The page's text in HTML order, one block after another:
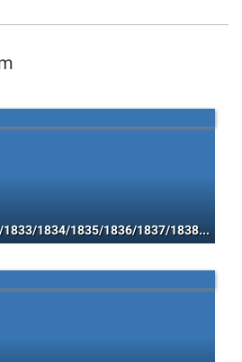
1829/1830/1831/1832/1833/1834/1835/1836/1837/1838/1839/1840/1841/1842/1843/1844/1845/1846/1847/1848